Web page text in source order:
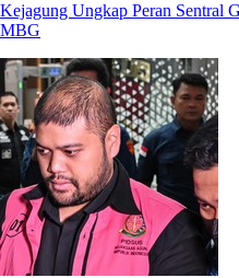
Kejagung Ungkap Peran Sentral
MBG